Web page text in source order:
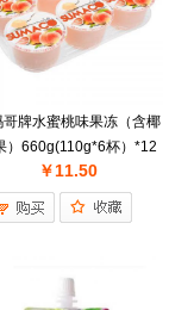
哥牌水蜜桃味果冻（含椰
）660g(110g*6杯）*12
组/件
￥11.50